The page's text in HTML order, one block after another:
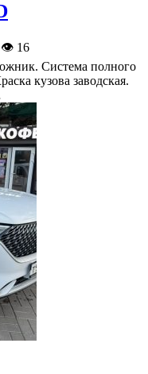
👁 16
Система полного
кузова заводская.